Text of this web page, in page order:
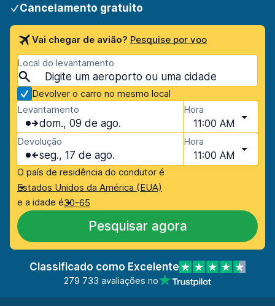
Cancelamento gratuito
Vai chegar de avião? Pesquise por voo
Local do levantamento
Devolver o carro no mesmo local
Levantamento
dom., 09 de ago.
Hora
11:00 AM
Devolução
seg., 17 de ago.
Hora
11:00 AM
O país de residência do condutor é
Estados Unidos da América (EUA)
e a idade é30-65
Pesquisar agora
Classificado como Excelente
279 733 avaliações no